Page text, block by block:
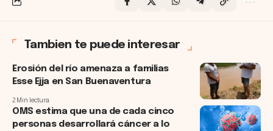
Tambien te puede interesar
Erosión del río amenaza a familias
Esse Ejja en San Buenaventura
2 Min lectura
OMS estima que una de cada cinco
personas desarrollará cáncer a lo